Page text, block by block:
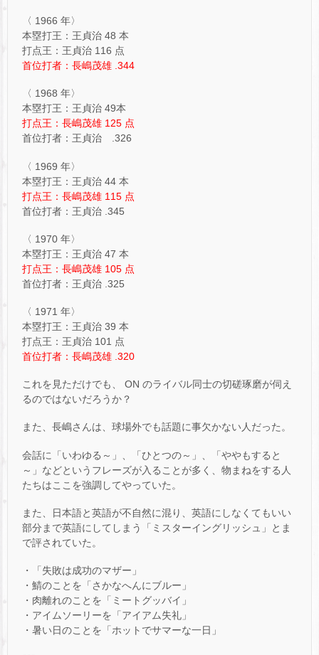
〈 1966 年〉
本塁打王：王貞治 48 本
打点王：王貞治 116 点
首位打者：長嶋茂雄 .344
〈 1968 年〉
本塁打王：王貞治 49本
打点王：長嶋茂雄 125 点
首位打者：王貞治 .326
〈 1969 年〉
本塁打王：王貞治 44 本
打点王：長嶋茂雄 115 点
首位打者：王貞治 .345
〈 1970 年〉
本塁打王：王貞治 47 本
打点王：長嶋茂雄 105 点
首位打者：王貞治 .325
〈 1971 年〉
本塁打王：王貞治 39 本
打点王：王貞治 101 点
首位打者：長嶋茂雄 .320
これを見ただけでも、 ON のライバル同士の切磋琢磨が伺え
るのではないだろうか？
また、長嶋さんは、球場外でも話題に事欠かない人だった。
会話に「いわゆる～」、「ひとつの～」、「ややもすると
～」などというフレーズが入ることが多く、物まねをする人
たちはここを強調してやっていた。
また、日本語と英語が不自然に混り、英語にしなくてもいい
部分まで英語にしてしまう「ミスターイングリッシュ」とま
で評されていた。
・「失敗は成功のマザー」
・鯖のことを「さかなへんにブルー」
・肉離れのことを「ミートグッバイ」
・アイムソーリーを「アイアム失礼」
・暑い日のことを「ホットでサマーな一日」